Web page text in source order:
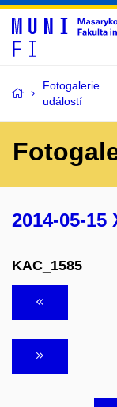
Fotogalerie
událostí
2014-05-
KAC_1585